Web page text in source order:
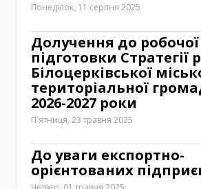
Понеділок, 11 серпня 2025
Долучення до робочої
підготовки Стратегії
Білоцерківської
територіальної
2026-2027 роки
П'ятниця, 23 травня 2025
До уваги експортно-
орієнтованих